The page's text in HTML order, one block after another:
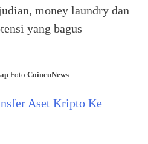
money laundry dan
yang bagus
Foto CoincuNews
Aset Kripto Ke